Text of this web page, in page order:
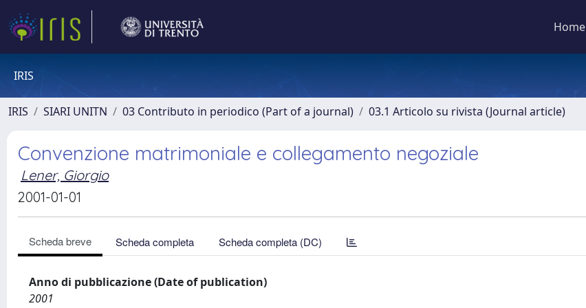
Home
IRIS
IRIS SIARI UNITN 03 Contributo in periodico (Part of a journal) 03.1 Articolo su rivista (Journal article)
Convenzione matrimoniale e collegamento negoziale
Lener, Giorgio
2001-01-01
Scheda breve Scheda completa Scheda completa (DC)
Anno di pubblicazione (Date of publication)
2001